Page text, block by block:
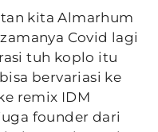
kita Almarhum
Covid lagi
tuh koplo itu
bervariasi ke
remix IDM
founder dari